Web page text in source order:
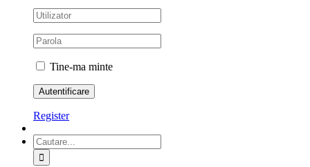
Tine-ma minte
Register
Cautare...